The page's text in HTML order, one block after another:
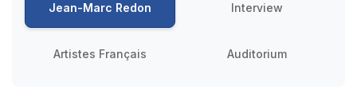
Jean-Marc Redon Interview
Artistes Français Auditorium